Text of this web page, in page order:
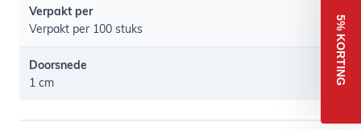
Verpakt per
Verpakt per 100 stuks
Doorsnede
1 cm
5% KORTING